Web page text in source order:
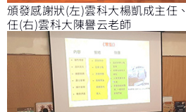
頒發感謝狀(左)雲科大楊凱成主任
任(右)雲科大陳譽云老師